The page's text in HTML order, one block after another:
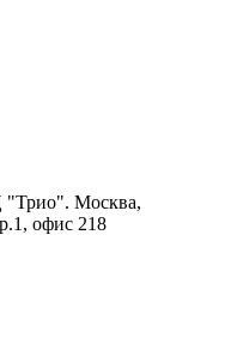
"Трио". Москва,
офис 218